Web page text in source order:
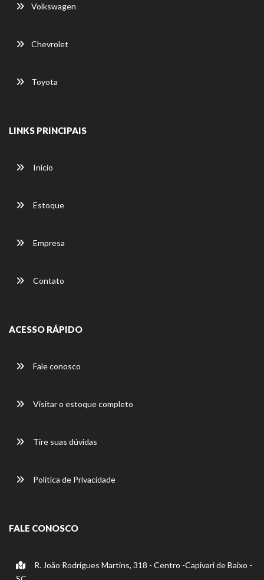
Volkswagen
Chevrolet
Toyota
LINKS PRINCIPAIS
Início
Estoque
Empresa
Contato
ACESSO RÁPIDO
Fale conosco
Visitar o estoque completo
Tire suas dúvidas
Política de Privacidade
FALE CONOSCO
R. João Rodrigues Martins, 318 - Centro -Capivari de Baixo -